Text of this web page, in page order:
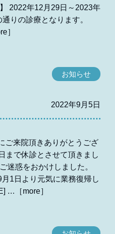
2022年12月29日～2023年
りの診療となります。
お知らせ
2022年9月5日
ご来院頂きありがとうござ
まで休診とさせて頂きまし
迷惑をおかけしました。
1日より元気に業務復帰し